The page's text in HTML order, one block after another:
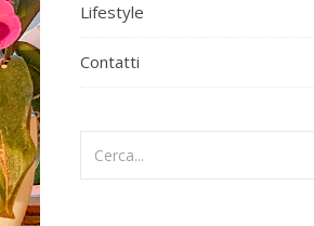
Lifestyle
Contatti